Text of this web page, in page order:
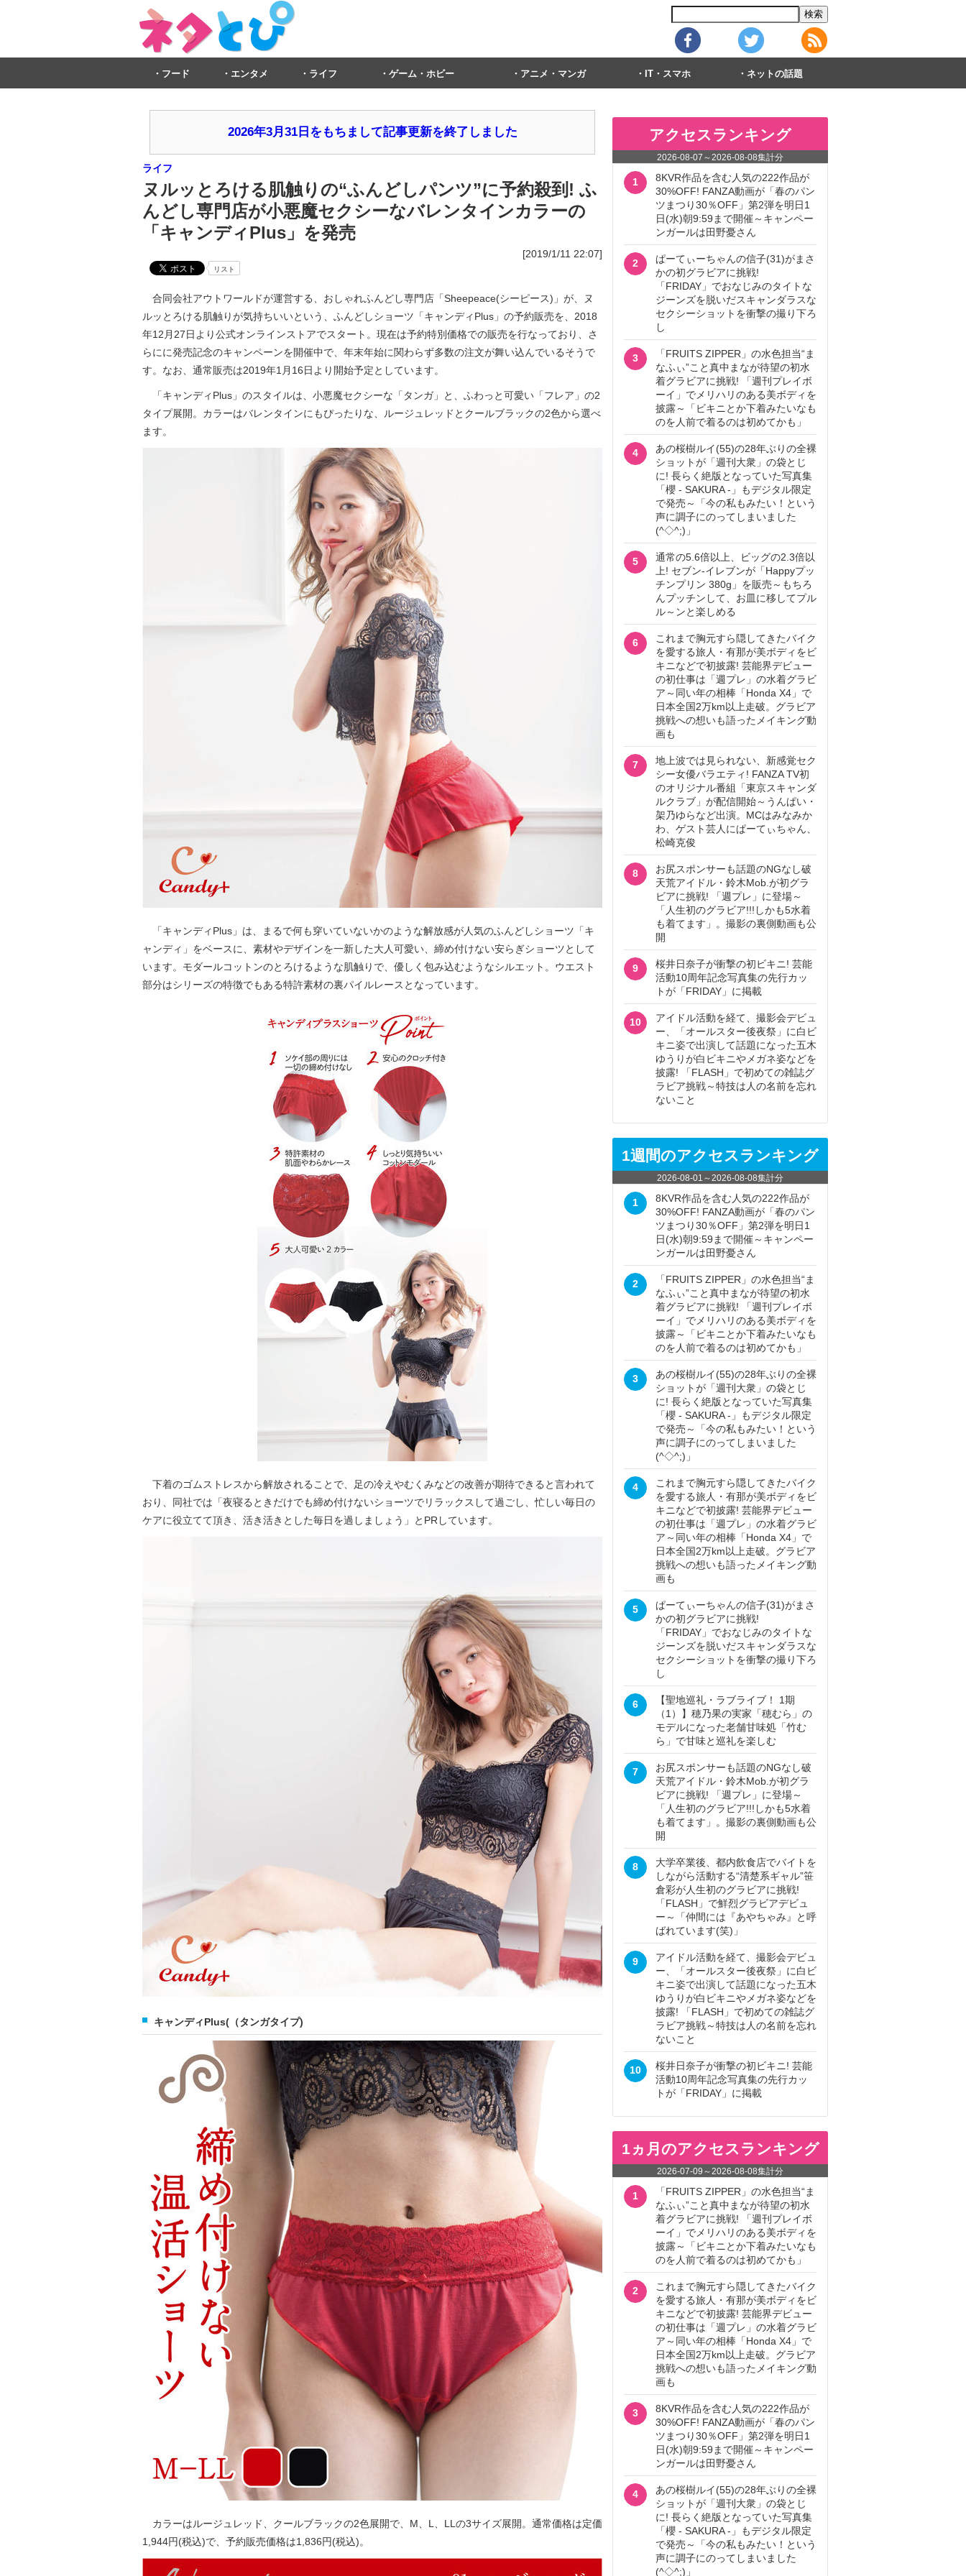
フード エンタメ ライフ ゲーム・ホビー アニメ・マンガ IT・スマホ ネットの話題
2026年3月31日をもちまして記事更新を終了しました
ライフ
ヌルッとろける肌触りの“ふんどしパンツ”に予約殺到! ふ
んどし専門店が小悪魔セクシーなバレンタインカラーの
「キャンディPlus」を発売
[2019/1/11 22:07]
リスト
合同会社アウトワールドが運営する、おしゃれふんどし専門店「Sheepeace(シーピース)」が、ヌ
ルッとろける肌触りが気持ちいいという、ふんどしショーツ「キャンディPlus」の予約販売を、2018
年12月27日より公式オンラインストアでスタート。現在は予約特別価格での販売を行なっており、さ
らにに発売記念のキャンペーンを開催中で、年末年始に関わらず多数の注文が舞い込んでいるそうで
す。なお、通常販売は2019年1月16日より開始予定としています。
「キャンディPlus」のスタイルは、小悪魔セクシーな「タンガ」と、ふわっと可愛い「フレア」の2
タイプ展開。カラーはバレンタインにもぴったりな、ルージュレッドとクールブラックの2色から選べ
ます。
「キャンディPlus」は、まるで何も穿いていないかのような解放感が人気のふんどしショーツ「キ
ャンディ」をベースに、素材やデザインを一新した大人可愛い、締め付けない安らぎショーツとして
います。モダールコットンのとろけるような肌触りで、優しく包み込むようなシルエット。ウエスト
部分はシリーズの特徴でもある特許素材の裏パイルレースとなっています。
下着のゴムストレスから解放されることで、足の冷えやむくみなどの改善が期待できると言われて
おり、同社では「夜寝るときだけでも締め付けないショーツでリラックスして過ごし、忙しい毎日の
ケアに役立てて頂き、活き活きとした毎日を過しましょう」とPRしています。
キャンディPlus(（タンガタイプ)
カラーはルージュレッド、クールブラックの2色展開で、M、L、LLの3サイズ展開。通常価格は定価
1,944円(税込)で、予約販売価格は1,836円(税込)。
アクセスランキング
2026-08-07 ～2026-08-08集計分
1
8KVR作品を含む人気の222作品が
30%OFF! FANZA動画が「春のパン
ツまつり30％OFF」第2弾を明日1
日(水)朝9:59まで開催～キャンペー
ンガールは田野憂さん
2
ぱーてぃーちゃんの信子(31)がまさ
かの初グラビアに挑戦!
「FRIDAY」でおなじみのタイトな
ジーンズを脱いだスキャンダラスな
セクシーショットを衝撃の撮り下ろ
し
3
「FRUITS ZIPPER」の水色担当“ま
なふぃ”こと真中まなが待望の初水
着グラビアに挑戦! 「週刊プレイボ
ーイ」でメリハリのある美ボディを
披露～「ビキニとか下着みたいなも
のを人前で着るのは初めてかも」
4
あの桜樹ルイ(55)の28年ぶりの全裸
ショットが「週刊大衆」の袋とじ
に! 長らく絶版となっていた写真集
「櫻 - SAKURA -」もデジタル限定
で発売～「今の私もみたい！という
声に調子にのってしまいました
(^◇^;)」
5
通常の5.6倍以上、ビッグの2.3倍以
上! セブン‐イレブンが「Happyプッ
チンプリン 380g」を販売～もちろ
んプッチンして、お皿に移してプル
ル～ンと楽しめる
6
これまで胸元すら隠してきたバイク
を愛する旅人・有那が美ボディをビ
キニなどで初披露! 芸能界デビュー
の初仕事は「週プレ」の水着グラビ
ア～同い年の相棒「Honda X4」で
日本全国2万km以上走破。グラビア
挑戦への想いも語ったメイキング動
画も
7
地上波では見られない、新感覚セク
シー女優バラエティ! FANZA TV初
のオリジナル番組「東京スキャンダ
ルクラブ」が配信開始～うんぱい・
架乃ゆらなど出演。MCはみなみか
わ、ゲスト芸人にぱーてぃちゃん、
松崎克俊
8
お尻スポンサーも話題のNGなし破
天荒アイドル・鈴木Mob.が初グラ
ビアに挑戦! 「週プレ」に登場～
「人生初のグラビア!!!しかも5水着
も着てます」。撮影の裏側動画も公
開
9
桜井日奈子が衝撃の初ビキニ! 芸能
活動10周年記念写真集の先行カッ
トが「FRIDAY」に掲載
10
アイドル活動を経て、撮影会デビュ
ー、「オールスター後夜祭」に白ビ
キニ姿で出演して話題になった五木
ゆうりが白ビキニやメガネ姿などを
披露! 「FLASH」で初めての雑誌グ
ラビア挑戦～特技は人の名前を忘れ
ないこと
1週間のアクセスランキング
2026-08-01 ～2026-08-08集計分
1
8KVR作品を含む人気の222作品が
30%OFF! FANZA動画が「春のパン
ツまつり30％OFF」第2弾を明日1
日(水)朝9:59まで開催～キャンペー
ンガールは田野憂さん
2
「FRUITS ZIPPER」の水色担当“ま
なふぃ”こと真中まなが待望の初水
着グラビアに挑戦! 「週刊プレイボ
ーイ」でメリハリのある美ボディを
披露～「ビキニとか下着みたいなも
のを人前で着るのは初めてかも」
3
あの桜樹ルイ(55)の28年ぶりの全裸
ショットが「週刊大衆」の袋とじ
に! 長らく絶版となっていた写真集
「櫻 - SAKURA -」もデジタル限定
で発売～「今の私もみたい！という
声に調子にのってしまいました
(^◇^;)」
4
これまで胸元すら隠してきたバイク
を愛する旅人・有那が美ボディをビ
キニなどで初披露! 芸能界デビュー
の初仕事は「週プレ」の水着グラビ
ア～同い年の相棒「Honda X4」で
日本全国2万km以上走破。グラビア
挑戦への想いも語ったメイキング動
画も
5
ぱーてぃーちゃんの信子(31)がまさ
かの初グラビアに挑戦!
「FRIDAY」でおなじみのタイトな
ジーンズを脱いだスキャンダラスな
セクシーショットを衝撃の撮り下ろ
し
6
【聖地巡礼・ラブライブ！ 1期
（1）】穂乃果の実家「穂むら」の
モデルになった老舗甘味処「竹む
ら」で甘味と巡礼を楽しむ
7
お尻スポンサーも話題のNGなし破
天荒アイドル・鈴木Mob.が初グラ
ビアに挑戦! 「週プレ」に登場～
「人生初のグラビア!!!しかも5水着
も着てます」。撮影の裏側動画も公
開
8
大学卒業後、都内飲食店でバイトを
しながら活動する“清楚系ギャル”笹
倉彩が人生初のグラビアに挑戦!
「FLASH」で鮮烈グラビアデビュ
ー～「仲間には『あやちゃみ』と呼
ばれています(笑)」
9
アイドル活動を経て、撮影会デビュ
ー、「オールスター後夜祭」に白ビ
キニ姿で出演して話題になった五木
ゆうりが白ビキニやメガネ姿などを
披露! 「FLASH」で初めての雑誌グ
ラビア挑戦～特技は人の名前を忘れ
ないこと
10
桜井日奈子が衝撃の初ビキニ! 芸能
活動10周年記念写真集の先行カッ
トが「FRIDAY」に掲載
1ヵ月のアクセスランキング
2026-07-09 ～2026-08-08集計分
1
「FRUITS ZIPPER」の水色担当“ま
なふぃ”こと真中まなが待望の初水
着グラビアに挑戦! 「週刊プレイボ
ーイ」でメリハリのある美ボディを
披露～「ビキニとか下着みたいなも
のを人前で着るのは初めてかも」
2
これまで胸元すら隠してきたバイク
を愛する旅人・有那が美ボディをビ
キニなどで初披露! 芸能界デビュー
の初仕事は「週プレ」の水着グラビ
ア～同い年の相棒「Honda X4」で
日本全国2万km以上走破。グラビア
挑戦への想いも語ったメイキング動
画も
3
8KVR作品を含む人気の222作品が
30%OFF! FANZA動画が「春のパン
ツまつり30％OFF」第2弾を明日1
日(水)朝9:59まで開催～キャンペー
ンガールは田野憂さん
4
あの桜樹ルイ(55)の28年ぶりの全裸
ショットが「週刊大衆」の袋とじ
に! 長らく絶版となっていた写真集
「櫻 - SAKURA -」もデジタル限定
で発売～「今の私もみたい！という
声に調子にのってしまいました
(^◇^;)」